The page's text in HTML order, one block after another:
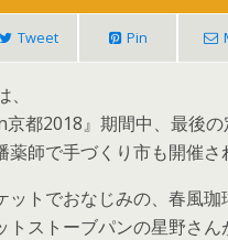
Tweet Pin
京都2018』期間中、最後の
薬師で手づくり市も開催さ
ットでおなじみの、春風珈
トストーブパンの星野さん